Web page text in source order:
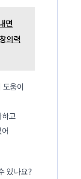
면
의력
움이
고
있나요?